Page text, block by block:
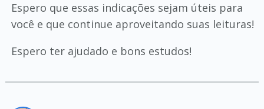
Espero que essas indicações sejam úteis para
você e que continue aproveitando suas leituras!
Espero ter ajudado e bons estudos!